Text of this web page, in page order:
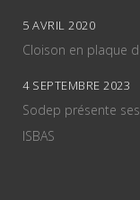
5 AVRIL 2020
Cloison en plaque
4 SEPTEMBRE 2023
Sodep présente
ISBAS